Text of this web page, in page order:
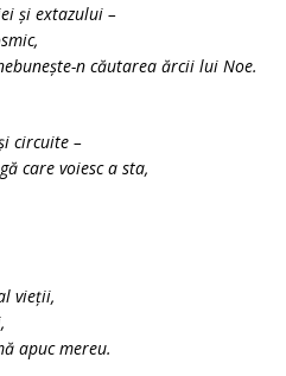
și extazului –
n căutarea ărcii lui Noe.
circuite –
care voiesc a sta,
vieții,
apuc mereu.